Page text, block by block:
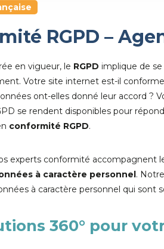
RGPD –
en vigueur, le RGPD implique de
Votre site internet est-il
ont-elles donné leur accord ?
se rendent disponibles pour
conformité RGPD.
experts conformité accompagnent
à caractère personnel.
à caractère personnel qui sont
360° pour